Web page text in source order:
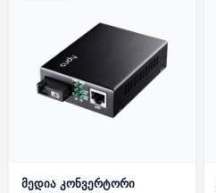
მედია კონვერტორი